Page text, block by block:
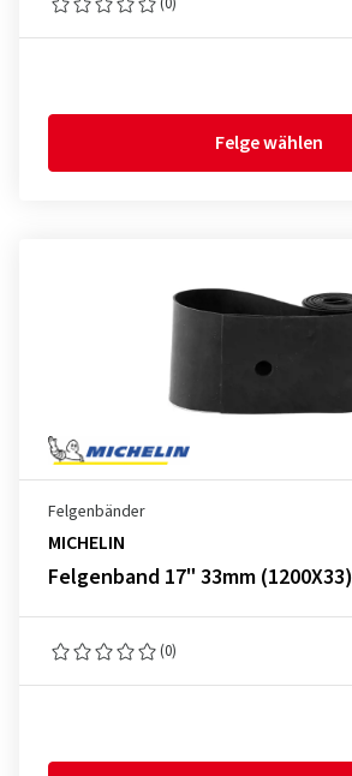
Felge wählen
Felgenbänder
MICHELIN
Felgenband 17" 33mm (1200X33)
(0)